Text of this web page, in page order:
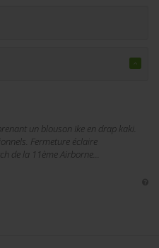
un blouson Ike en drap kaki.
Fermeture éclaire
de la 11ème Airborne...